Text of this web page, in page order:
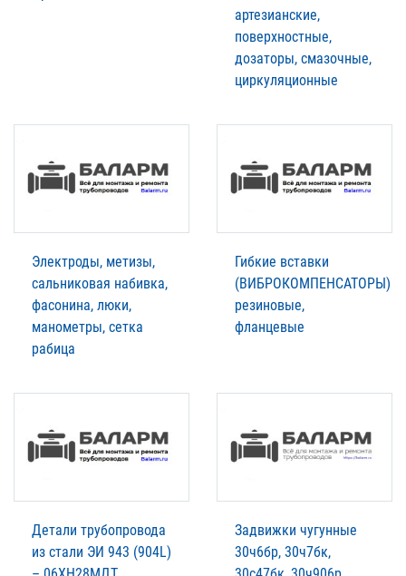
артезианские,
поверхностные,
дозаторы, смазочные,
циркуляционные
Электроды, метизы,
сальниковая набивка,
фасонина, люки,
манометры, сетка
рабица
Гибкие вставки
(ВИБРОКОМПЕНСАТОРЫ)
резиновые,
фланцевые
Детали трубопровода
из стали ЭИ 943 (904L)
Задвижки чугунные
30ч6бр, 30ч7бк,